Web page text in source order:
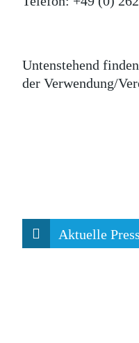
Untenstehend
der Verwendung/
Aktuelle